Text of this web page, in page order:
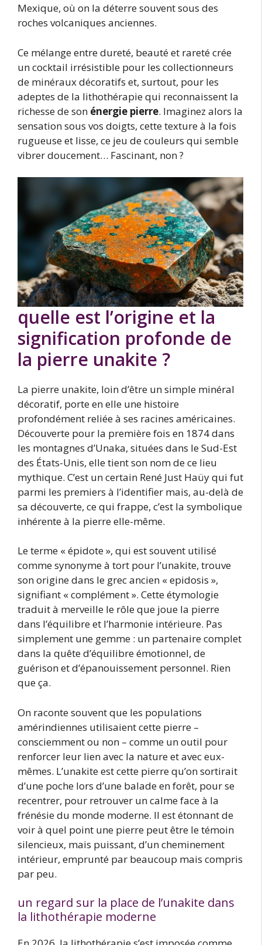
Mexique, où on la déterre souvent sous des
roches volcaniques anciennes.
Ce mélange entre dureté, beauté et rareté crée
un cocktail irrésistible pour les collectionneurs
de minéraux décoratifs et, surtout, pour les
adeptes de la lithothérapie qui reconnaissent la
richesse de son énergie pierre. Imaginez alors la
sensation sous vos doigts, cette texture à la fois
rugueuse et lisse, ce jeu de couleurs qui semble
vibrer doucement… Fascinant, non ?
quelle est l’origine et la
signification profonde de
la pierre unakite ?
La pierre unakite, loin d’être un simple minéral
décoratif, porte en elle une histoire
profondément reliée à ses racines américaines.
Découverte pour la première fois en 1874 dans
les montagnes d’Unaka, situées dans le Sud-Est
des États-Unis, elle tient son nom de ce lieu
mythique. C’est un certain René Just Haüy qui fut
parmi les premiers à l’identifier mais, au-delà de
sa découverte, ce qui frappe, c’est la symbolique
inhérente à la pierre elle-même.
Le terme « épidote », qui est souvent utilisé
comme synonyme à tort pour l’unakite, trouve
son origine dans le grec ancien « epidosis »,
signifiant « complément ». Cette étymologie
traduit à merveille le rôle que joue la pierre
dans l’équilibre et l’harmonie intérieure. Pas
simplement une gemme : un partenaire complet
dans la quête d’équilibre émotionnel, de
guérison et d’épanouissement personnel. Rien
que ça.
On raconte souvent que les populations
amérindiennes utilisaient cette pierre –
consciemment ou non – comme un outil pour
renforcer leur lien avec la nature et avec eux-
mêmes. L’unakite est cette pierre qu’on sortirait
d’une poche lors d’une balade en forêt, pour se
recentrer, pour retrouver un calme face à la
frénésie du monde moderne. Il est étonnant de
voir à quel point une pierre peut être le témoin
silencieux, mais puissant, d’un cheminement
intérieur, emprunté par beaucoup mais compris
par peu.
un regard sur la place de l’unakite dans
la lithothérapie moderne